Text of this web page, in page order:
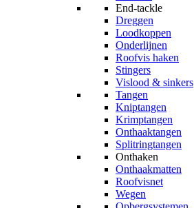
End-tackle
Dreggen
Loodkoppen
Onderlijnen
Roofvis haken
Stingers
Vislood & sinkers
Tangen
Kniptangen
Krimptangen
Onthaaktangen
Splitringtangen
Onthaken
Onthaakmatten
Roofvisnet
Wegen